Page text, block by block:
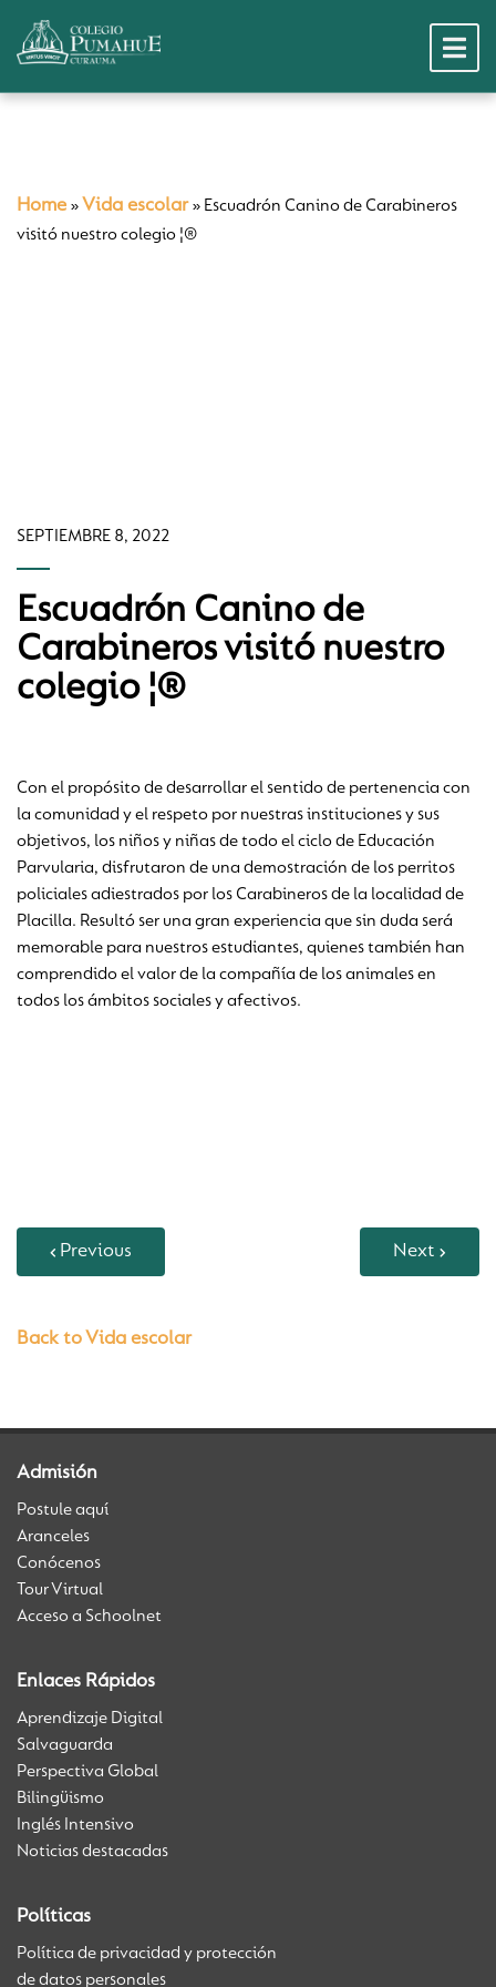
Home » Vida escolar» Escuadrón Canino de Carabineros
visitó nuestro colegio ¦®
SEPTIEMBRE 8, 2022
Escuadrón Canino de
Carabineros visitó nuestro
colegio ¦®
Con el propósito de desarrollar el sentido de pertenencia con
la comunidad y el respeto por nuestras instituciones y sus
objetivos, los niños y niñas de todo el ciclo de Educación
Parvularia, disfrutaron de una demostración de los perritos
policiales adiestrados por los Carabineros de la localidad de
Placilla. Resultó ser una gran experiencia que sin duda será
memorable para nuestros estudiantes, quienes también han
comprendido el valor de la compañía de los animales en
todos los ámbitos sociales y afectivos.
Previous Next
Back to Vida escolar
Admisión
Postule aquí
Aranceles
Conócenos
Tour Virtual
Acceso a Schoolnet
Enlaces Rápidos
Aprendizaje Digital
Salvaguarda
Perspectiva Global
Bilingüismo
Inglés Intensivo
Noticias destacadas
Políticas
Política de privacidad y protección
de datos personales